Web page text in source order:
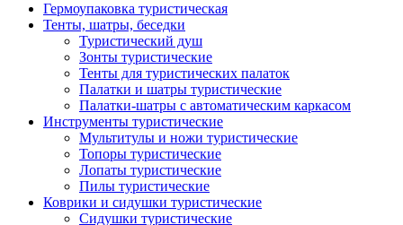
Гермоупаковка туристическая
Тенты, шатры, беседки
Туристический душ
Зонты туристические
Тенты для туристических палаток
Палатки и шатры туристические
Палатки-шатры с автоматическим каркасом
Инструменты туристические
Мультитулы и ножи туристические
Топоры туристические
Лопаты туристические
Пилы туристические
Коврики и сидушки туристические
Сидушки туристические